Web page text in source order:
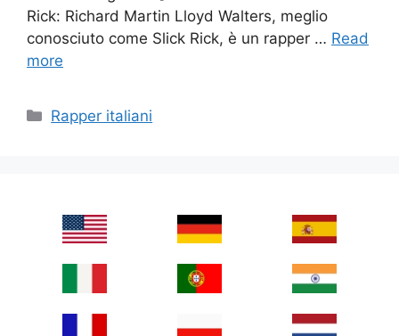
Rick: Richard Martin Lloyd Walters, meglio
conosciuto come Slick Rick, è un rapper … Read
more
Categories
Rapper italiani